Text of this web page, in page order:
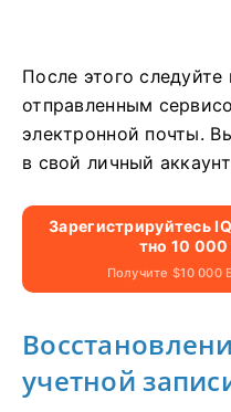
После этого
отправленным
электронной почты.
в свой личный
Зарегистрируйтесь
Тно 10
Получите $10 000
учетной